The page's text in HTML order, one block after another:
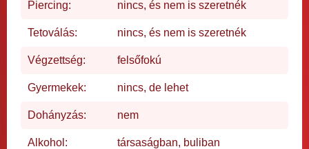
Piercing: nincs, és nem is szeretnék
Tetoválás: nincs, és nem is szeretnék
Végzettség: felsőfokú
Gyermekek: nincs, de lehet
Dohányzás: nem
Alkohol: társaságban, buliban